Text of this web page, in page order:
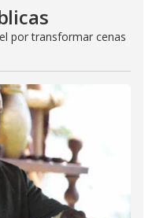
por transformar cenas